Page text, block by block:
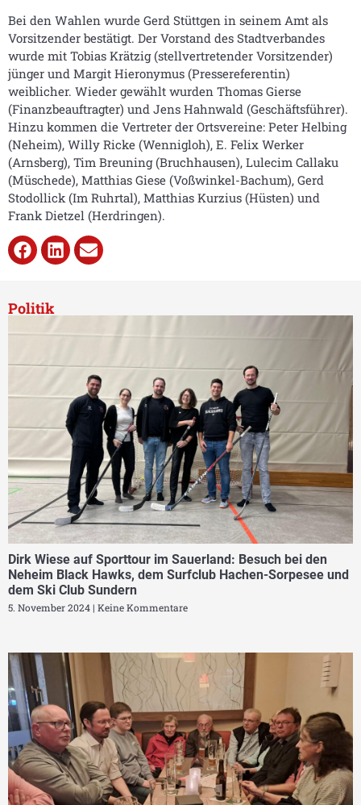
Bei den Wahlen wurde Gerd Stüttgen in seinem Amt als
Vorsitzender bestätigt. Der Vorstand des Stadtverbandes
wurde mit Tobias Krätzig (stellvertretender Vorsitzender)
jünger und Margit Hieronymus (Pressereferentin)
weiblicher. Wieder gewählt wurden Thomas Gierse
(Finanzbeauftragter) und Jens Hahnwald (Geschäftsführer).
Hinzu kommen die Vertreter der Ortsvereine: Peter Helbing
(Neheim), Willy Ricke (Wennigloh), E. Felix Werker
(Arnsberg), Tim Breuning (Bruchhausen), Lulecim Callaku
(Müschede), Matthias Giese (Voßwinkel-Bachum), Gerd
Stodollick (Im Ruhrtal), Matthias Kurzius (Hüsten) und
Frank Dietzel (Herdringen).
Politik
Dirk Wiese auf Sporttour im Sauerland: Besuch bei den
Neheim Black Hawks, dem Surfclub Hachen-Sorpesee und
dem Ski Club Sundern
5. November 2024 Keine Kommentare